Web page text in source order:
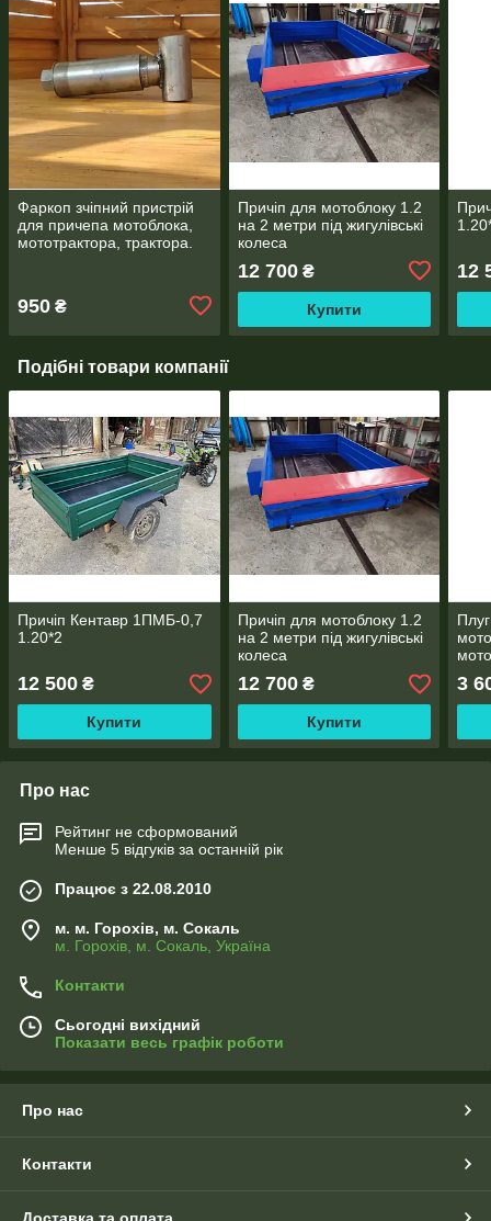
Фаркоп зчіпний пристрій
для причепа мотоблока,
мототрактора, трактора.
950 ₴
Причіп для мотоблоку 1.2
на 2 метри під жигулівські
колеса
12 700₴
Купити
12
Подібні товари компанії
Причіп Кентавр 1ПМБ-0,7
1.20*2
12 500 ₴
Купити
Причіп для мотоблоку 1.2
на 2 метри під жигулівські
колеса
12 700₴
Купити
3
Про нас
Рейтинг не сформований
Менше 5 відгуків за останній рік
Працює з 22.08.2010
м. м. Горохів, м. Сокаль
м. Горохів, м. Сокаль, Україна
Контакти
Сьогодні вихідний
Показати весь графік роботи
Про нас
Контакти